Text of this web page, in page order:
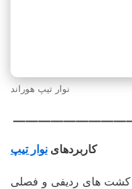
نوار تیپ هوراند
کاربردهای نوار تیپ
کشت های ردیفی و فصلی